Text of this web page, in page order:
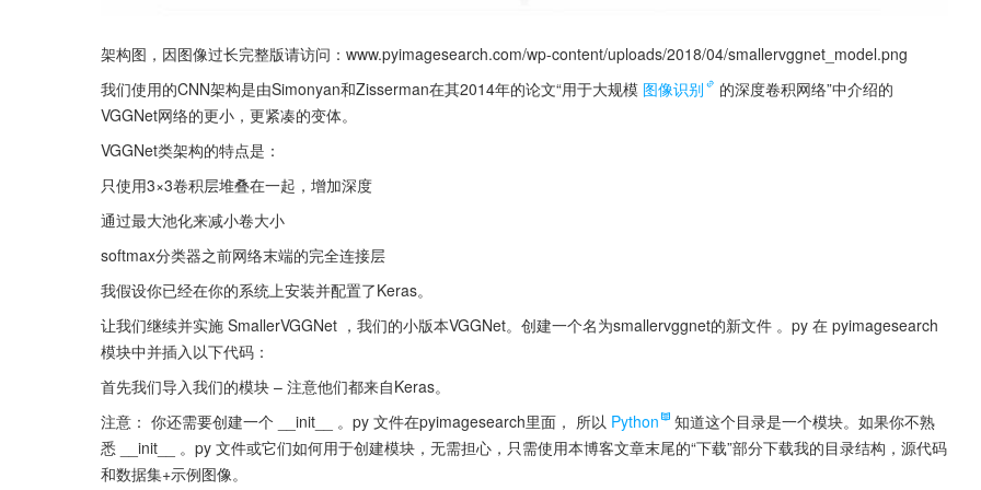
架构图，因图像过长完整版请访问：www.pyimagesearch.com/wp-content/uploads/2018/04/smallervggnet_model.png
我们使用的CNN架构是由Simonyan和Zisserman在其2014年的论文“用于大规模 图像识别
的深度卷积网络”中介绍的
VGGNet网络的更小，更紧凑的变体。
VGGNet类架构的特点是：
只使用3×3卷积层堆叠在一起，增加深度
通过最大池化来减小卷大小
softmax分类器之前网络末端的完全连接层
我假设你已经在你的系统上安装并配置了Keras。
让我们继续并实施 SmallerVGGNet ，我们的小版本VGGNet。创建一个名为smallervggnet的新文件 。py 在 pyimagesearch
模块中并插入以下代码：
首先我们导入我们的模块 – 注意他们都来自Keras。
注意： 你还需要创建一个 __init__ 。py 文件在pyimagesearch里面， 所以 Python
知道这个目录是一个模块。如果你不熟
悉 __init__ 。py 文件或它们如何用于创建模块，无需担心，只需使用本博客文章末尾的“下载”部分下载我的目录结构，源代码
和数据集+示例图像。